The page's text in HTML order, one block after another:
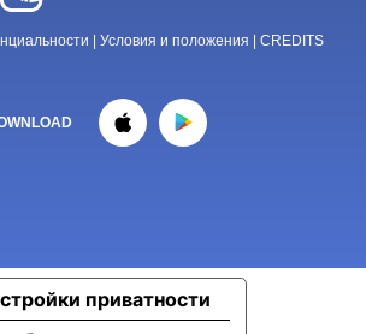
Условия и положения CREDITS
приватности